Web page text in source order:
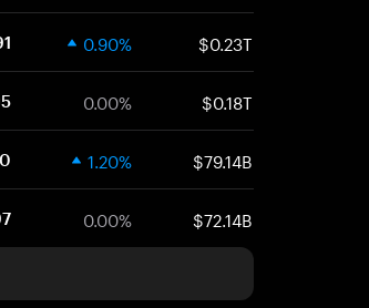
0.90% $0.23T
0.00% $0.18T
1.20% $79.14B
0.00% $72.14B